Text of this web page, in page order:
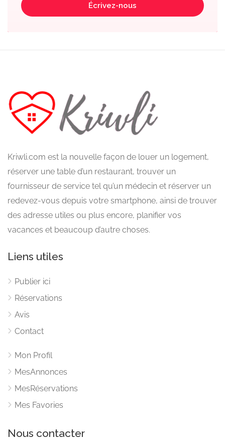
Écrivez-nous
Kriwli.com est la nouvelle façon de louer un logement,
réserver une table d’un restaurant, trouver un
fournisseur de service tel qu’un médecin et réserver un
redevez-vous depuis votre smartphone, ainsi de trouver
des adresse utiles ou plus encore, planifier vos
vacances et beaucoup d’autre choses.
Liens utiles
Publier ici
Réservations
Avis
Contact
Mon Profil
MesAnnonces
MesRéservations
Mes Favories
Nous contacter